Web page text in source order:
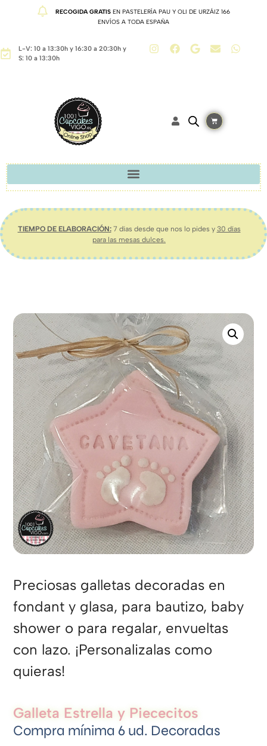
RECOGIDA GRATISEN PASTELERÍA PAU Y OLI DE URZÁIZ 166
ENVÍOS A TODA ESPAÑA
L-V: 10 a 13:30h y 16:30 a 20:30h y
S: 10 a 13:30h
TIEMPO DE ELABORACIÓN:7 días desde que nos lo pides y 30 días
para las mesas dulces.
Preciosas galletas decoradas en
fondant y glasa, para bautizo, baby
shower o para regalar, envueltas
con lazo. ¡Personalizalas como
quieras!
Galleta Estrella y Piececitos
Compra mínima 6 ud. Decoradas